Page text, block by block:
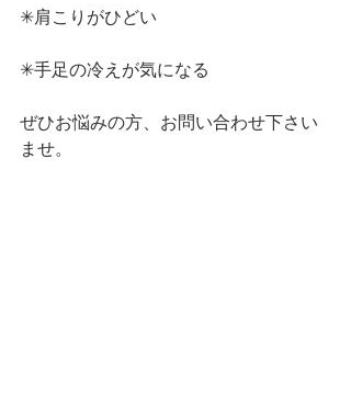
✳︎肩こりがひどい
✳︎手足の冷えが気になる
ぜひお悩みの方、お問い合わせ下さい
ませ。